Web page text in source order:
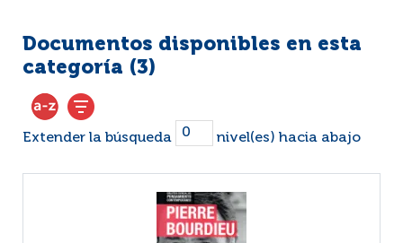
Documentos disponibles en esta
categoría (3)
Extender la búsqueda nivel(es) hacia abajo